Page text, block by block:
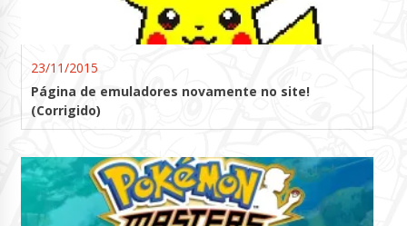
23/11/2015
Página de emuladores novamente no site!
(Corrigido)